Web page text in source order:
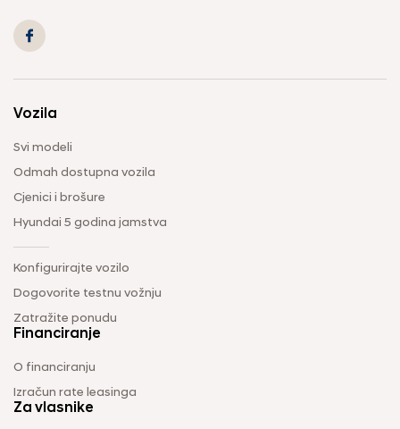
Vozila
Svi modeli
Odmah dostupna vozila
Cjenici i brošure
Hyundai 5 godina jamstva
Konfigurirajte vozilo
Dogovorite testnu vožnju
Zatražite ponudu
Financiranje
O financiranju
Izračun rate leasinga
Za vlasnike